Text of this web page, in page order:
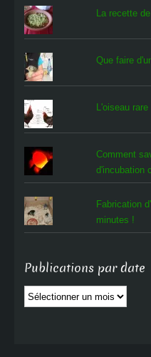
La recette
Que faire
L'oiseau rare
Comment
d'incubation
Fabrication
minutes !
Publications par date
Publications
par